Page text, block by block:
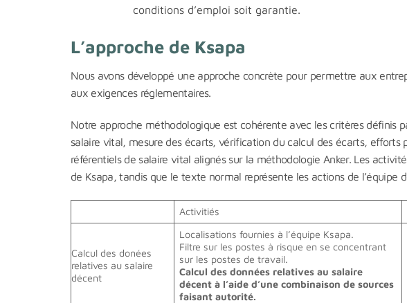
conditions d’emploi soit garantie.
L’approche de Ksapa
Nous avons développé une approche concrète pour permettre aux
aux exigences réglementaires.
Notre approche méthodologique est cohérente avec les critères définis
salaire vital, mesure des écarts, vérification du calcul des écarts,
référentiels de salaire vital alignés sur la méthodologie Anker. Les
de Ksapa, tandis que le texte normal représente les actions de l’équipe
Activitiés
Calcul des donées
relatives au salaire
décent
Localisations fournies à l’équipe Ksapa.
Filtre sur les postes à risque en se concentrant
sur les postes de travail.
Calcul des données relatives au salaire
décent à l’aide d’une combinaison de sources
faisant autorité.